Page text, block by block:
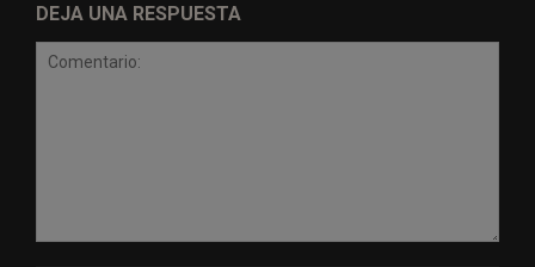
DEJA UNA RESPUESTA